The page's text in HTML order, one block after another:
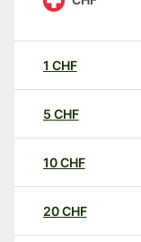
1 CHF
5 CHF
10CHF
20CHF